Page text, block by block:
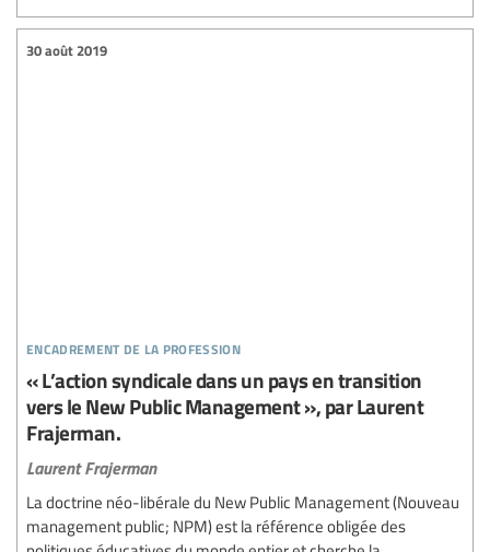
encadrement de la profession
30 août 2019
« L’action syndicale dans un pays en transition
vers le New Public Management », par Laurent
Frajerman.
Laurent Frajerman
La doctrine néo-libérale du New Public Management (Nouveau
management public; NPM) est la référence obligée des